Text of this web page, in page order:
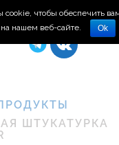
8 (495) 150-66-77
ШТУКАТУРКА
чтобы обеспечить
на нашем веб-сайте.
Ok